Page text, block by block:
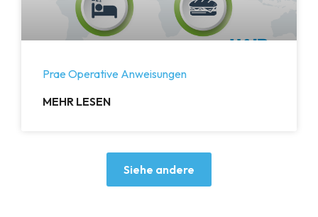
Prae Operative Anweisungen
MEHR LESEN
Siehe andere